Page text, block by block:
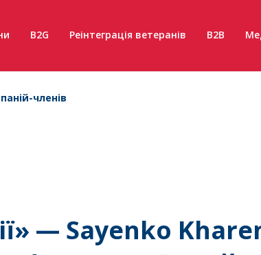
B2G Реінтеграція ветеранів B2B
членів
— Sayenko